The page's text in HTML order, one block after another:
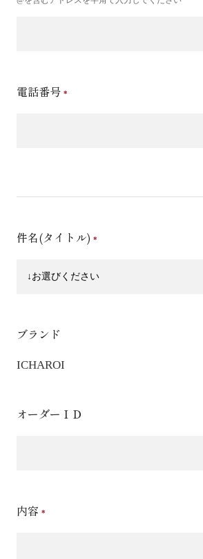
電話番号
件名(タイトル)
ブランド
ICHAROI
オーダーＩＤ
内容